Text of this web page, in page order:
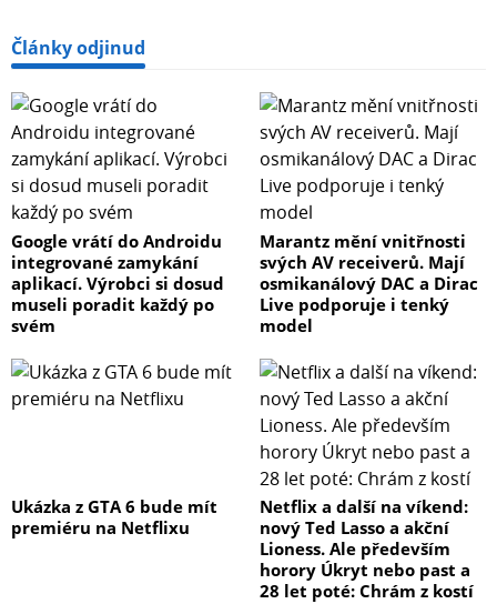
Články odjinud
Google vrátí do Androidu
integrované zamykání
aplikací. Výrobci si dosud
museli poradit každý po
svém
Marantz mění vnitřnosti
svých AV receiverů. Mají
osmikanálový DAC a Dirac
Live podporuje i tenký
model
Ukázka z GTA 6 bude mít
premiéru na Netflixu
Netflix a další na víkend:
nový Ted Lasso a akční
Lioness. Ale především
horory Úkryt nebo past a
28 let poté: Chrám z kostí